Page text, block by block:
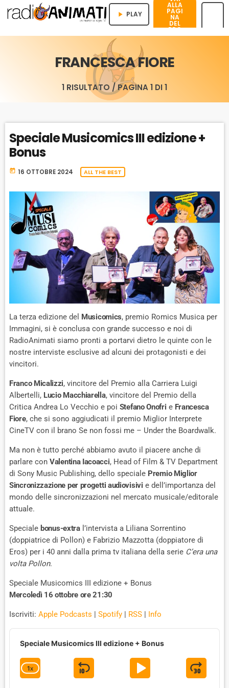
play_arrow PLAY
ALLA
PAGI
NA
DEL
PRO
GRA
FRANCESCA FIORE
1 RISULTATO / PAGINA 1 DI 1
Speciale Musicomics III edizione +
Bonus
today 16 OTTOBRE 2024 ALL THE BEST
La terza edizione del Musicomics, premio Romics Musica per
Immagini, si è conclusa con grande successo e noi di
RadioAnimati siamo pronti a portarvi dietro le quinte con le
nostre interviste esclusive ad alcuni dei protagonisti e dei
vincitori.
Franco Micalizzi, vincitore del Premio alla Carriera Luigi
Albertelli, Lucio Macchiarella, vincitore del Premio della
Critica Andrea Lo Vecchio e poi Stefano Onofri e Francesca
Fiore, che si sono aggiudicati il premio Miglior Interprete
CineTV con il brano Se non fossi me – Under the Boardwalk.
Ma non è tutto perché abbiamo avuto il piacere anche di
parlare con Valentina Iacoacci, Head of Film & TV Department
di Sony Music Publishing, dello speciale Premio Miglior
Sincronizzazione per progetti audiovisivi e dell’importanza del
mondo delle sincronizzazioni nel mercato musicale/editorale
attuale.
Speciale bonus-extral’intervista a Liliana Sorrentino
(doppiatrice di Pollon) e Fabrizio Mazzotta (doppiatore di
Eros) per i 40 anni dalla prima tv italiana della serie C’era una
volta Pollon.
Speciale Musicomics III edizione + Bonus
Mercoledì 16 ottobre ore 21:30
Iscriviti: Apple Podcasts Spotify RSS Info
A
Speciale Musicomics III edizione + Bonus
C
1X
S
P
J